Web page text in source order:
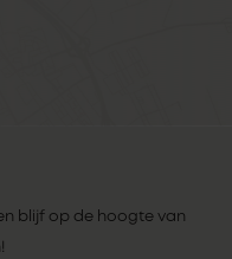
blijf op de hoogte van